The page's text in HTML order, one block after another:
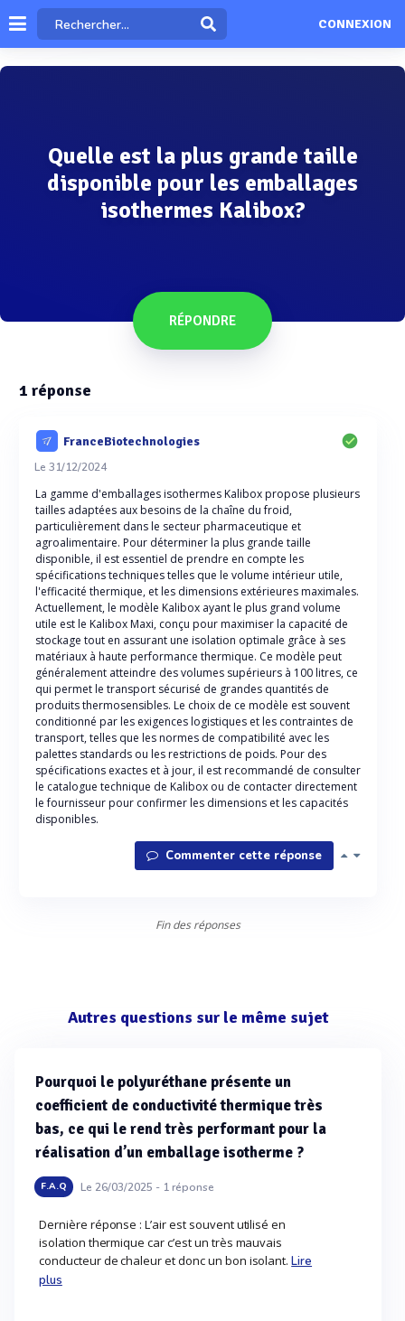
CONNEXION
Quelle est la plus grande taille
disponible pour les emballages
isothermes Kalibox?
RÉPONDRE
1 réponse
FranceBiotechnologies
Le 31/12/2024
La gamme d'emballages isothermes Kalibox propose plusieurs
tailles adaptées aux besoins de la chaîne du froid,
particulièrement dans le secteur pharmaceutique et
agroalimentaire. Pour déterminer la plus grande taille
disponible, il est essentiel de prendre en compte les
spécifications techniques telles que le volume intérieur utile,
l'efficacité thermique, et les dimensions extérieures maximales.
Actuellement, le modèle Kalibox ayant le plus grand volume
utile est le Kalibox Maxi, conçu pour maximiser la capacité de
stockage tout en assurant une isolation optimale grâce à ses
matériaux à haute performance thermique. Ce modèle peut
généralement atteindre des volumes supérieurs à 100 litres, ce
qui permet le transport sécurisé de grandes quantités de
produits thermosensibles. Le choix de ce modèle est souvent
conditionné par les exigences logistiques et les contraintes de
transport, telles que les normes de compatibilité avec les
palettes standards ou les restrictions de poids. Pour des
spécifications exactes et à jour, il est recommandé de consulter
le catalogue technique de Kalibox ou de contacter directement
le fournisseur pour confirmer les dimensions et les capacités
disponibles.
Commenter cette réponse
Fin des réponses
Autres questions sur le même sujet
Pourquoi le polyuréthane présente un
coefficient de conductivité thermique très
bas, ce qui le rend très performant pour la
réalisation d’un emballage isotherme ?
F.A.Q Le 26/03/2025 - 1réponse
Dernière réponse : L’air est souvent utilisé en
isolation thermique car c’est un très mauvais
conducteur de chaleur et donc un bon isolant.Lire
plus